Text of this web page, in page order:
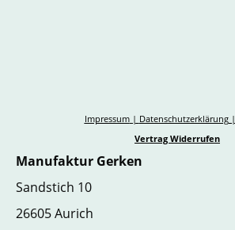
Impressum| Datenschutzerklärung|
Vertrag Widerrufen
Manufaktur Gerken
Sandstich 10
26605 Aurich